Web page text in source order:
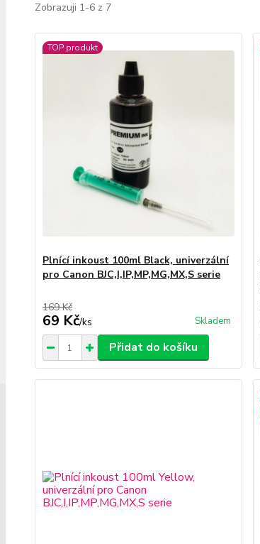
Zobrazuji 1-6 z 7
TOP produkt
Plnící inkoust 100ml Black, univerzální
pro Canon BJC,I,IP,MP,MG,MX,S serie
169 Kč
69 Kč/ks Skladem
Přidat do košíku